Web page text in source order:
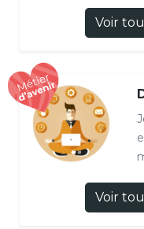
Voir
Voir